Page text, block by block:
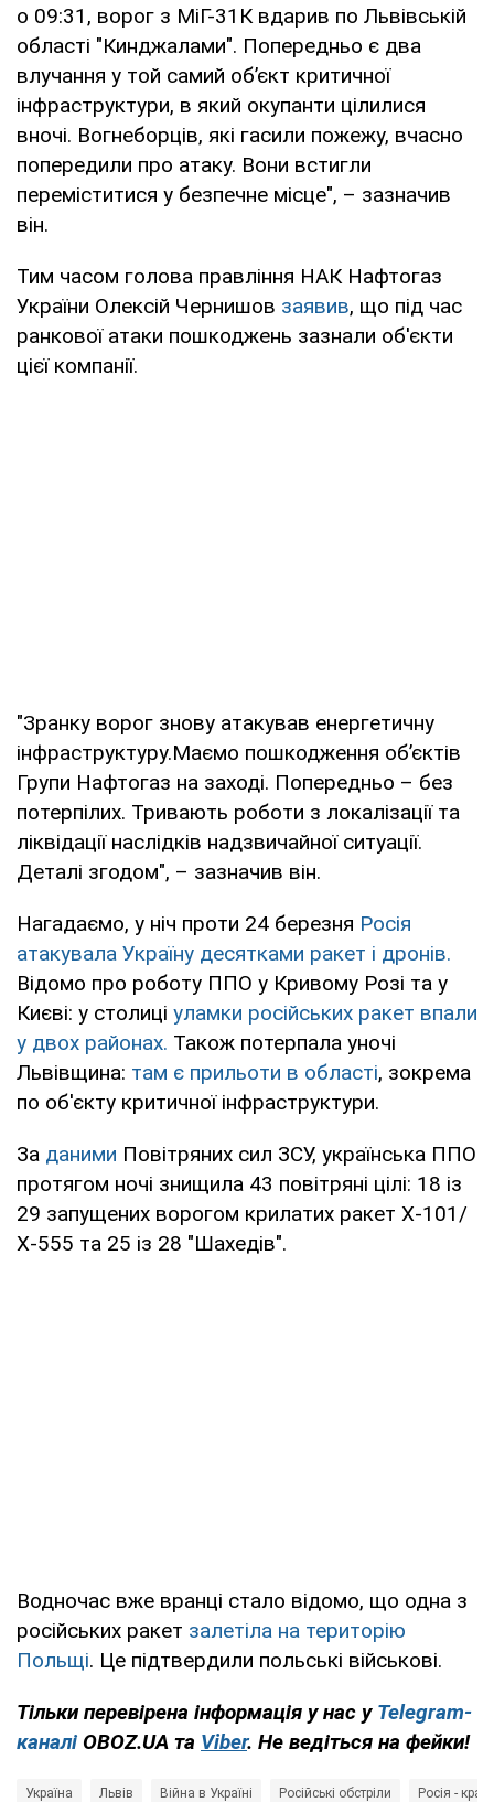
о 09:31, ворог з МіГ-31К вдарив по Львівській
області "Кинджалами". Попередньо є два
влучання у той самий обʼєкт критичної
інфраструктури, в який окупанти цілилися
вночі. Вогнеборців, які гасили пожежу, вчасно
попередили про атаку. Вони встигли
переміститися у безпечне місце", – зазначив
він.
Тим часом голова правління НАК Нафтогаз
України Олексій Чернишов заявив, що під час
ранкової атаки пошкоджень зазнали об'єкти
цієї компанії.
"Зранку ворог знову атакував енергетичну
інфраструктуру.Маємо пошкодження обʼєктів
Групи Нафтогаз на заході. Попередньо – без
потерпілих. Тривають роботи з локалізації та
ліквідації наслідків надзвичайної ситуації.
Деталі згодом", – зазначив він.
Нагадаємо, у ніч проти 24 березня Росія
атакувала Україну десятками ракет і дронів.
Відомо про роботу ППО у Кривому Розі та у
Києві: у столиці уламки російських ракет впали
у двох районах. Також потерпала уночі
Львівщина: там є прильоти в області, зокрема
по об'єкту критичної інфраструктури.
За даними Повітряних сил ЗСУ, українська ППО
протягом ночі знищила 43 повітряні цілі: 18 із
29 запущених ворогом крилатих ракет Х-101/
Х-555 та 25 із 28 "Шахедів".
Водночас вже вранці стало відомо, що одна з
російських ракет залетіла на територію
Польщі. Це підтвердили польські військові.
Тільки перевірена інформація у нас у Telegram-
каналі OBOZ.UA та Viber. Не ведіться на фейки!
Україна Львів Війна в Україні Російські обстріли Росія -